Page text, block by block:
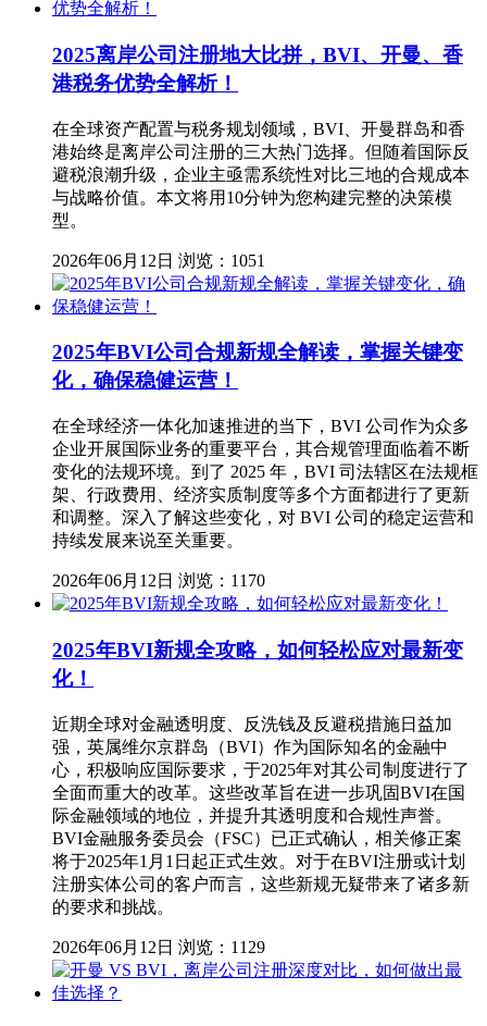
2025离岸公司注册地大比拼，BVI、开曼、香
港税务优势全解析！
在全球资产配置与税务规划领域，BVI、开曼群岛和香
港始终是离岸公司注册的三大热门选择。但随着国际反
避税浪潮升级，企业主亟需系统性对比三地的合规成本
与战略价值。本文将用10分钟为您构建完整的决策模
型。
2026年06月12日 浏览：1051
2025年BVI公司合规新规全解读，掌握关键变
化，确保稳健运营！
在全球经济一体化加速推进的当下，BVI 公司作为众多
企业开展国际业务的重要平台，其合规管理面临着不断
变化的法规环境。到了 2025 年，BVI 司法辖区在法规框
架、行政费用、经济实质制度等多个方面都进行了更新
和调整。深入了解这些变化，对 BVI 公司的稳定运营和
持续发展来说至关重要。
2026年06月12日 浏览：1170
2025年BVI新规全攻略，如何轻松应对最新变
化！
近期全球对金融透明度、反洗钱及反避税措施日益加
强，英属维尔京群岛（BVI）作为国际知名的金融中
心，积极响应国际要求，于2025年对其公司制度进行了
全面而重大的改革。这些改革旨在进一步巩固BVI在国
际金融领域的地位，并提升其透明度和合规性声誉。
BVI金融服务委员会（FSC）已正式确认，相关修正案
将于2025年1月1日起正式生效。对于在BVI注册或计划
注册实体公司的客户而言，这些新规无疑带来了诸多新
的要求和挑战。
2026年06月12日 浏览：1129